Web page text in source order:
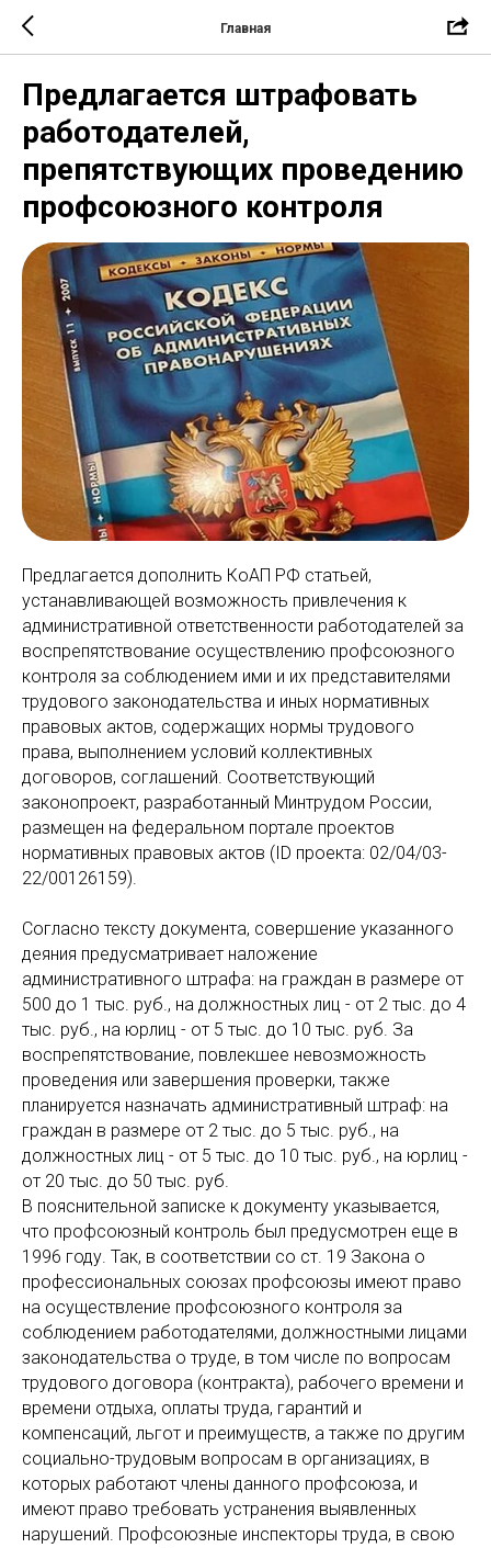
Главная
Предлагается штрафовать
работодателей,
препятствующих проведению
профсоюзного контроля
Предлагается дополнить КоАП РФ статьей,
устанавливающей возможность привлечения к
административной ответственности работодателей за
воспрепятствование осуществлению профсоюзного
контроля за соблюдением ими и их представителями
трудового законодательства и иных нормативных
правовых актов, содержащих нормы трудового
права, выполнением условий коллективных
договоров, соглашений. Соответствующий
законопроект, разработанный Минтрудом России,
размещен на федеральном портале проектов
нормативных правовых актов (ID проекта: 02/04/03-
22/00126159).
Согласно тексту документа, совершение указанного
деяния предусматривает наложение
административного штрафа: на граждан в размере от
500 до 1 тыс. руб., на должностных лиц - от 2 тыс. до 4
тыс. руб., на юрлиц - от 5 тыс. до 10 тыс. руб. За
воспрепятствование, повлекшее невозможность
проведения или завершения проверки, также
планируется назначать административный штраф: на
граждан в размере от 2 тыс. до 5 тыс. руб., на
должностных лиц - от 5 тыс. до 10 тыс. руб., на юрлиц -
от 20 тыс. до 50 тыс. руб.
В пояснительной записке к документу указывается,
что профсоюзный контроль был предусмотрен еще в
1996 году. Так, в соответствии со ст. 19 Закона о
профессиональных союзах профсоюзы имеют право
на осуществление профсоюзного контроля за
соблюдением работодателями, должностными лицами
законодательства о труде, в том числе по вопросам
трудового договора (контракта), рабочего времени и
времени отдыха, оплаты труда, гарантий и
компенсаций, льгот и преимуществ, а также по другим
социально-трудовым вопросам в организациях, в
которых работают члены данного профсоюза, и
имеют право требовать устранения выявленных
нарушений. Профсоюзные инспекторы труда, в свою